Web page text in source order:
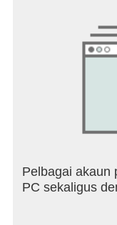
Pelbagai akaun
PC sekaligus